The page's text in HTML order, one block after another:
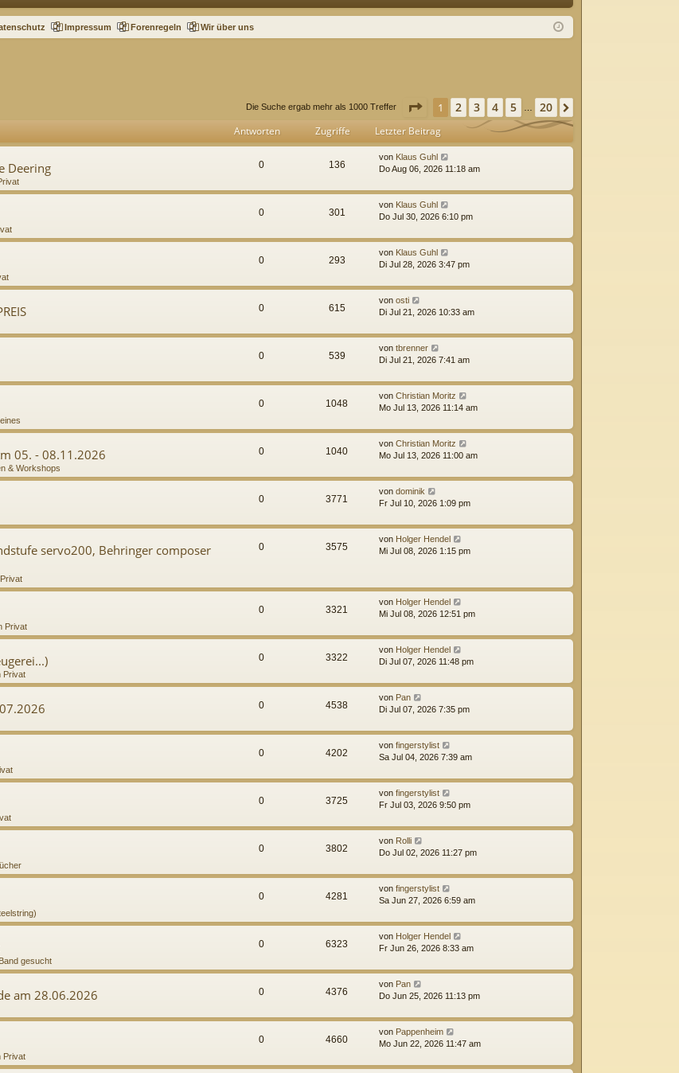
Q m ist
Impressum Forenregeln Wir über uns
Die Suche ergab mehr als 1000 Treffer Seite 1von 20
1 2 3 4 5 20
Antworten Zugriffe Letzter Beitrag
Deering 0 136
von Klaus Guhl
Do Aug 06, 2026 11:18 am
0 301
von Klaus Guhl
Do Jul 30, 2026 6:10 pm
0 293
von Klaus Guhl
Di Jul 28, 2026 3:47 pm
0 615
von osti
Di Jul 21, 2026 10:33 am
0 539
von tbrenner
Di Jul 21, 2026 7:41 am
0 1048
von Christian Moritz
Mo Jul 13, 2026 11:14 am
05. - 08.11.2026
& Workshops
0 1040
von Christian Moritz
Mo Jul 13, 2026 11:00 am
0 3771
von dominik
Fr Jul 10, 2026 1:09 pm
servo200, Behringer composer
0 3575
von Holger Hendel
Mi Jul 08, 2026 1:15 pm
Privat
0 3321
von Holger Hendel
Mi Jul 08, 2026 12:51 pm
Privat
0 3322
von Holger Hendel
Di Jul 07, 2026 11:48 pm
0 4538
von Pan
Di Jul 07, 2026 7:35 pm
0 4202
von fingerstylist
Sa Jul 04, 2026 7:39 am
0 3725
von fingerstylist
Fr Jul 03, 2026 9:50 pm
0 3802
von Rolli
Do Jul 02, 2026 11:27 pm
0 4281
von fingerstylist
Sa Jun 27, 2026 6:59 am
gesucht
0 6323
von Holger Hendel
Fr Jun 26, 2026 8:33 am
am 28.06.2026 0 4376
von Pan
Do Jun 25, 2026 11:13 pm
Privat
0 4660
von Pappenheim
Mo Jun 22, 2026 11:47 am